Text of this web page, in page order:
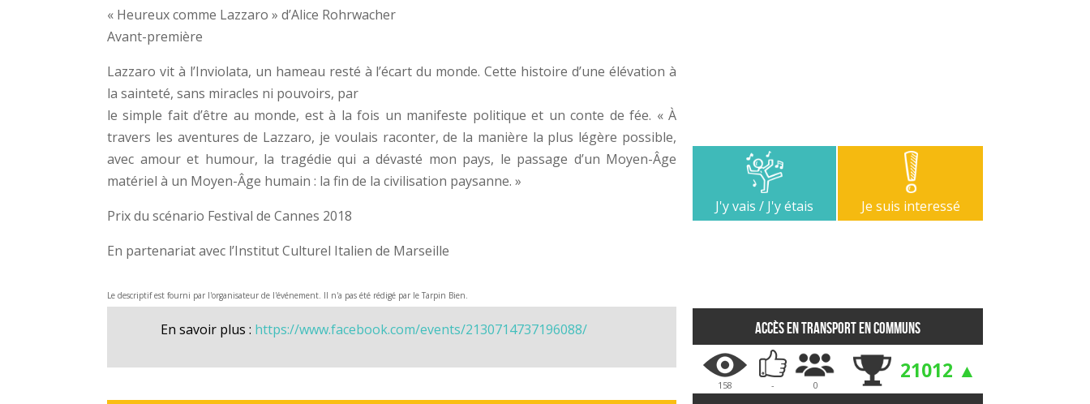
« Heureux comme Lazzaro » d’Alice Rohrwacher
Avant-première
Lazzaro vit à l’Inviolata, un hameau resté à l’écart du monde. Cette histoire d’une élévation à
la sainteté, sans miracles ni pouvoirs, par
le simple fait d’être au monde, est à la fois un manifeste politique et un conte de fée. « À
travers les aventures de Lazzaro, je voulais raconter, de la manière la plus légère possible,
avec amour et humour, la tragédie qui a dévasté mon pays, le passage d’un Moyen-Âge
matériel à un Moyen-Âge humain : la fin de la civilisation paysanne. »
Prix du scénario Festival de Cannes 2018
En partenariat avec l’Institut Culturel Italien de Marseille
Le descriptif est fourni par l'organisateur de l'événement. Il n'a pas été rédigé par le Tarpin Bien.
En savoir plus : https://www.facebook.com/events/2130714737196088/
J'y vais / J'y étais Je suis interessé
Accès en transport en communs
158 - 0
21012 ▲